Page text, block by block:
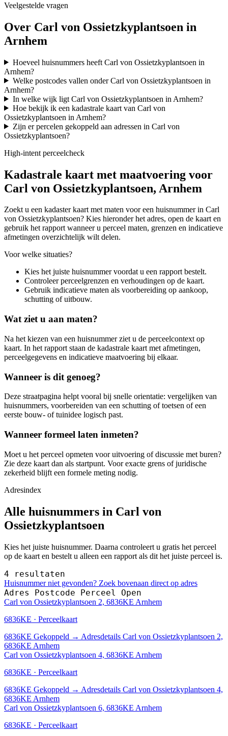
Veelgestelde vragen
Over Carl von Ossietzkyplantsoen in
Arnhem
Hoeveel huisnummers heeft Carl von Ossietzkyplantsoen in
Arnhem?
Welke postcodes vallen onder Carl von Ossietzkyplantsoen in
Arnhem?
In welke wijk ligt Carl von Ossietzkyplantsoen in Arnhem?
Hoe bekijk ik een kadastrale kaart van Carl von
Ossietzkyplantsoen in Arnhem?
Zijn er percelen gekoppeld aan adressen in Carl von
Ossietzkyplantsoen?
High-intent perceelcheck
Kadastrale kaart met maatvoering voor
Carl von Ossietzkyplantsoen, Arnhem
Zoekt u een kadaster kaart met maten voor een huisnummer in Carl
von Ossietzkyplantsoen? Kies hieronder het adres, open de kaart en
gebruik het rapport wanneer u perceel maten, grenzen en indicatieve
afmetingen overzichtelijk wilt delen.
Voor welke situaties?
Kies het juiste huisnummer voordat u een rapport bestelt.
Controleer perceelgrenzen en verhoudingen op de kaart.
Gebruik indicatieve maten als voorbereiding op aankoop,
schutting of uitbouw.
Wat ziet u aan maten?
Na het kiezen van een huisnummer ziet u de perceelcontext op
kaart. In het rapport staan de kadastrale kaart met afmetingen,
perceelgegevens en indicatieve maatvoering bij elkaar.
Wanneer is dit genoeg?
Deze straatpagina helpt vooral bij snelle orientatie: vergelijken van
huisnummers, voorbereiden van een schutting of toetsen of een
eerste bouw- of tuinidee logisch past.
Wanneer formeel laten inmeten?
Moet u het perceel opmeten voor uitvoering of discussie met buren?
Zie deze kaart dan als startpunt. Voor exacte grens of juridische
zekerheid blijft een formele meting nodig.
Adresindex
Alle huisnummers in Carl von
Ossietzkyplantsoen
Kies het juiste huisnummer. Daarna controleert u gratis het perceel
op de kaart en bestelt u alleen een rapport als dit het juiste perceel is.
4 resultaten
Huisnummer niet gevonden? Zoek bovenaan direct op adres
Adres Postcode Perceel Open
Carl von Ossietzkyplantsoen 2, 6836KE Arnhem
6836KE · Perceelkaart
6836KE Gekoppeld → Adresdetails Carl von Ossietzkyplantsoen 2,
6836KE Arnhem
Carl von Ossietzkyplantsoen 4, 6836KE Arnhem
6836KE · Perceelkaart
6836KE Gekoppeld → Adresdetails Carl von Ossietzkyplantsoen 4,
6836KE Arnhem
Carl von Ossietzkyplantsoen 6, 6836KE Arnhem
6836KE · Perceelkaart